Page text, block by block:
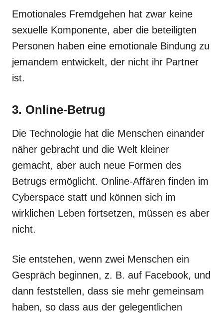
Emotionales Fremdgehen hat zwar keine
sexuelle Komponente, aber die beteiligten
Personen haben eine emotionale Bindung zu
jemandem entwickelt, der nicht ihr Partner
ist.
3. Online-Betrug
Die Technologie hat die Menschen einander
näher gebracht und die Welt kleiner
gemacht, aber auch neue Formen des
Betrugs ermöglicht. Online-Affären finden im
Cyberspace statt und können sich im
wirklichen Leben fortsetzen, müssen es aber
nicht.
Sie entstehen, wenn zwei Menschen ein
Gespräch beginnen, z. B. auf Facebook, und
dann feststellen, dass sie mehr gemeinsam
haben, so dass aus der gelegentlichen